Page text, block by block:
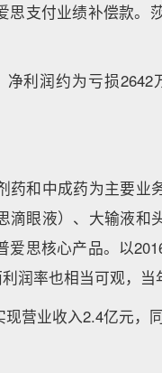
支付业绩补偿款。
利润约为亏损2642
和中成药为主要业
眼液）、大输液和
思核心产品。以
润率也相当可观，当
营业收入2.4亿元，